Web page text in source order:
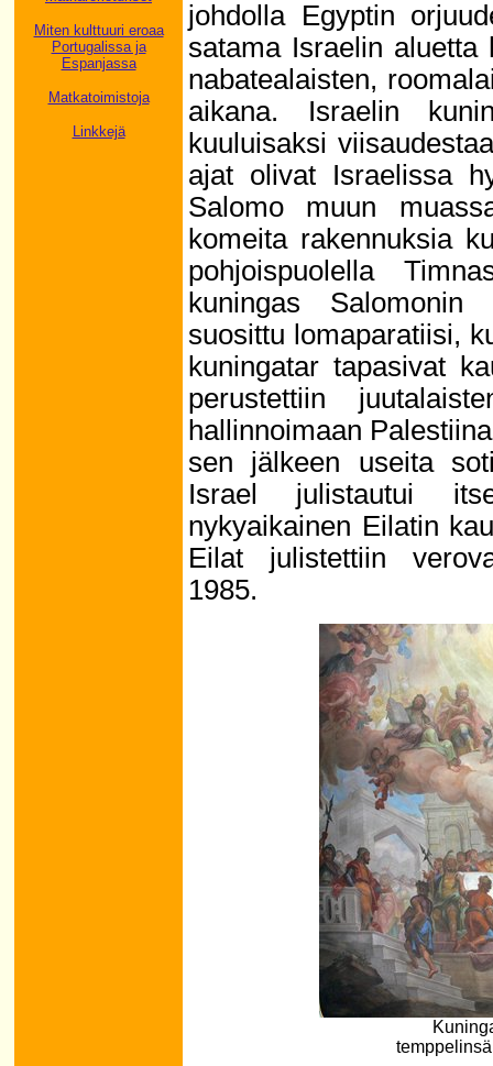
Miten kulttuuri eroaa
Portugalissa ja
Espanjassa
Matkatoimistoja
Linkkejä
johdolla Egyptin
satama Israelin aluetta
nabatealaisten,
aikana. Israelin
kuuluisaksi
ajat olivat Israelissa
Salomo muun
komeita rakennuksia
pohjoispuolella
kuningas
suosittu lomaparatiisi,
kuningatar tapasivat
perustettiin
hallinnoimaan
sen jälkeen useita
Israel julistautui
nykyaikainen Eilatin
Eilat julistettiin
1985.